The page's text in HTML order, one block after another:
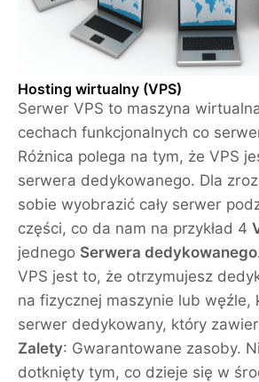
Hosting wirtualny (VPS)
Serwer VPS to maszyna
cechach funkcjonalnych co
Różnica polega na tym, że VPS
serwera dedykowanego. Dla
sobie wyobrazić cały serwer
części, co da nam na przykład 4
jednego Serwera dedykowanego
VPS jest to, że otrzymujesz
na fizycznej maszynie lub węźle,
serwer dedykowany, który
Zalety: Gwarantowane zasoby.
dotknięty tym, co dzieje się w